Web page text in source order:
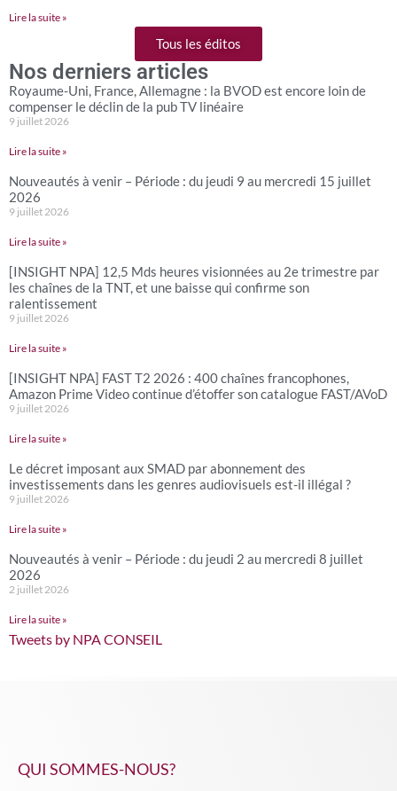
Lire la suite »
Tous les éditos
Nos derniers articles
Royaume-Uni, France, Allemagne : la BVOD est encore loin de
compenser le déclin de la pub TV linéaire
9 juillet 2026
Lire la suite »
Nouveautés à venir – Période : du jeudi 9 au mercredi 15 juillet
2026
9 juillet 2026
Lire la suite »
[INSIGHT NPA] 12,5 Mds heures visionnées au 2e trimestre par
les chaînes de la TNT, et une baisse qui confirme son
ralentissement
9 juillet 2026
Lire la suite »
[INSIGHT NPA] FAST T2 2026 : 400 chaînes francophones,
Amazon Prime Video continue d’étoffer son catalogue FAST/AVoD
9 juillet 2026
Lire la suite »
Le décret imposant aux SMAD par abonnement des
investissements dans les genres audiovisuels est-il illégal ?
9 juillet 2026
Lire la suite »
Nouveautés à venir – Période : du jeudi 2 au mercredi 8 juillet
2026
2 juillet 2026
Lire la suite »
Tweets by NPA CONSEIL
QUI SOMMES-NOUS?